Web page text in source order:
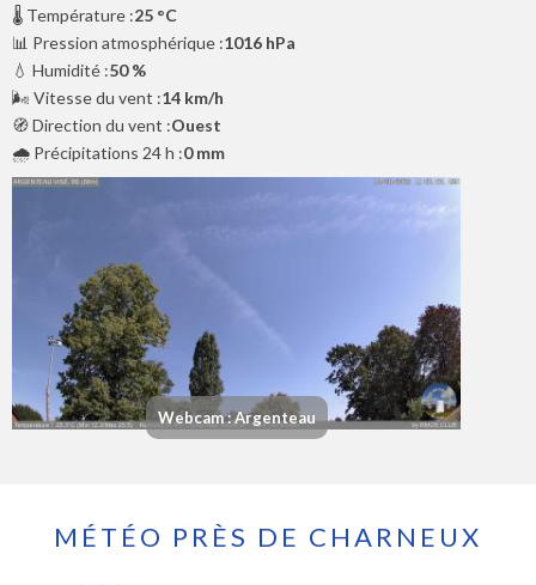
🌡️ Température :25 °C
📊 Pression atmosphérique :1016 hPa
💧 Humidité :50 %
🌬️ Vitesse du vent :14 km/h
🧭 Direction du vent :Ouest
🌧️ Précipitations 24 h :0 mm
Webcam : Argenteau
MÉTÉO PRÈS DE CHARNEUX